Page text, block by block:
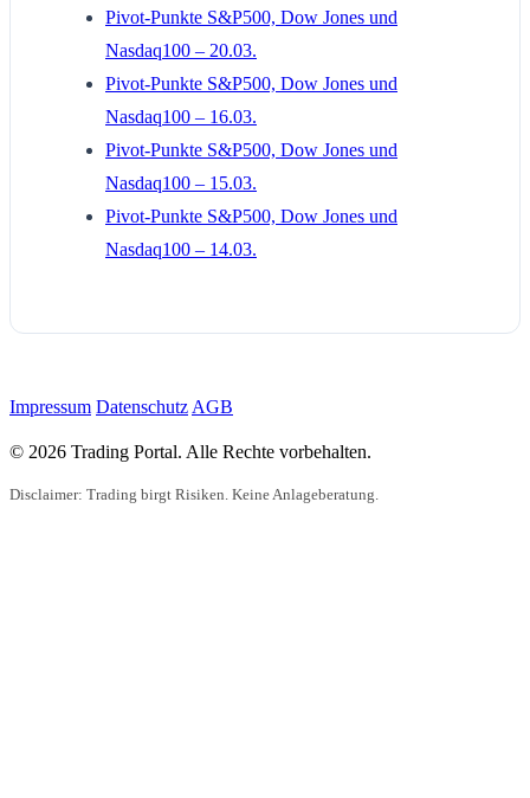
Pivot-Punkte S&P500, Dow Jones und
Nasdaq100 – 20.03.
Pivot-Punkte S&P500, Dow Jones und
Nasdaq100 – 16.03.
Pivot-Punkte S&P500, Dow Jones und
Nasdaq100 – 15.03.
Pivot-Punkte S&P500, Dow Jones und
Nasdaq100 – 14.03.
Impressum Datenschutz AGB
© 2026 Trading Portal. Alle Rechte vorbehalten.
Disclaimer: Trading birgt Risiken. Keine Anlageberatung.